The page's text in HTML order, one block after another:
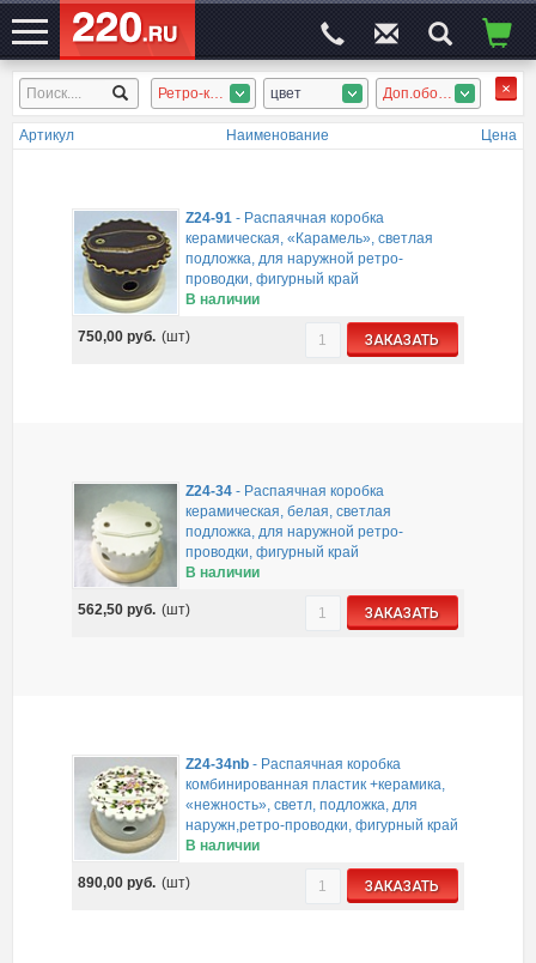
ЭЛЕКТРОСАЙТ№1 Ретро-керамика цвет Доп.оборуд.
Артикул Наименование Цена
Z24-91 - Распаячная коробка
керамическая, «Карамель», светлая
подложка, для наружной ретро-
проводки, фигурный край
В наличии
750,00руб. (шт) ЗАКАЗАТЬ
Z24-34 - Распаячная коробка
керамическая, белая, светлая
подложка, для наружной ретро-
проводки, фигурный край
В наличии
562,50руб. (шт) ЗАКАЗАТЬ
Z24-34nb - Распаячная коробка
комбинированная пластик +керамика,
«нежность», светл, подложка, для
наружн,ретро-проводки, фигурный край
В наличии
890,00руб. (шт) ЗАКАЗАТЬ